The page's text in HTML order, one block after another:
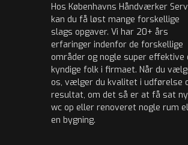
Hos Københavns Håndværker
kan du få løst mange forskellige
slags opgaver. Vi har 20+ års
erfaringer indenfor de forskellige
områder og nogle super effektive
kyndige folk i firmaet. Når du
os, vælger du kvalitet i udførelse
resultat, om det så er at få sat
wc op eller renoveret nogle rum
en bygning.